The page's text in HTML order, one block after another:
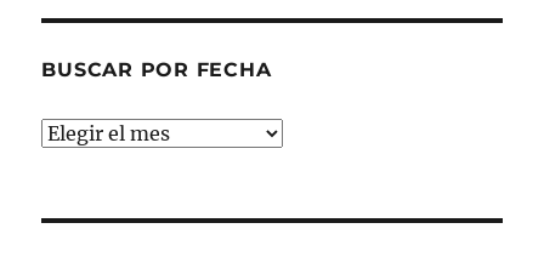
BUSCAR POR FECHA
Buscar